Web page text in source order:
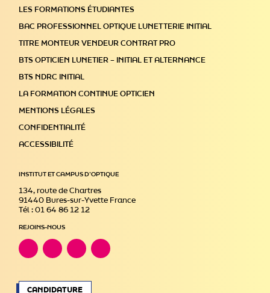
LES FORMATIONS ÉTUDIANTES
BAC PROFESSIONNEL OPTIQUE LUNETTERIE INITIAL
TITRE MONTEUR VENDEUR CONTRAT PRO
BTS OPTICIEN LUNETIER – INITIAL ET ALTERNANCE
BTS NDRC INITIAL
LA FORMATION CONTINUE OPTICIEN
MENTIONS LÉGALES
CONFIDENTIALITÉ
ACCESSIBILITÉ
INSTITUT ET CAMPUS D’OPTIQUE
134, route de Chartres
91440 Bures-sur-Yvette France
Tél : 01 64 86 12 12
REJOINS-NOUS
CANDIDATURE